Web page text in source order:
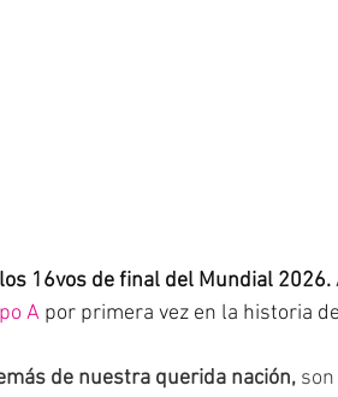
16vos de final del Mundial 2026.
A por primera vez en la historia
de nuestra querida nación, son